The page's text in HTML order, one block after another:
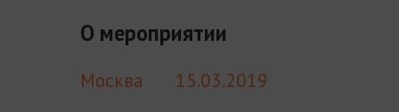
О мероприятии
Москва
15.03.2019